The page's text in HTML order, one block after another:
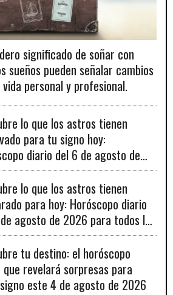
significado de soñar con
sueños pueden señalar cambios
personal y profesional.
lo que los astros tienen
para tu signo hoy:
diario del 6 de agosto de
lo que los astros tienen
para hoy: Horóscopo diario
agosto de 2026 para todos los
zodiacales.
tu destino: el horóscopo
revelará sorpresas para
este 4 de agosto de 2026